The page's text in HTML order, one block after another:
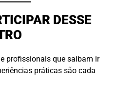
DESSE
profissionais que saibam ir
práticas são cada